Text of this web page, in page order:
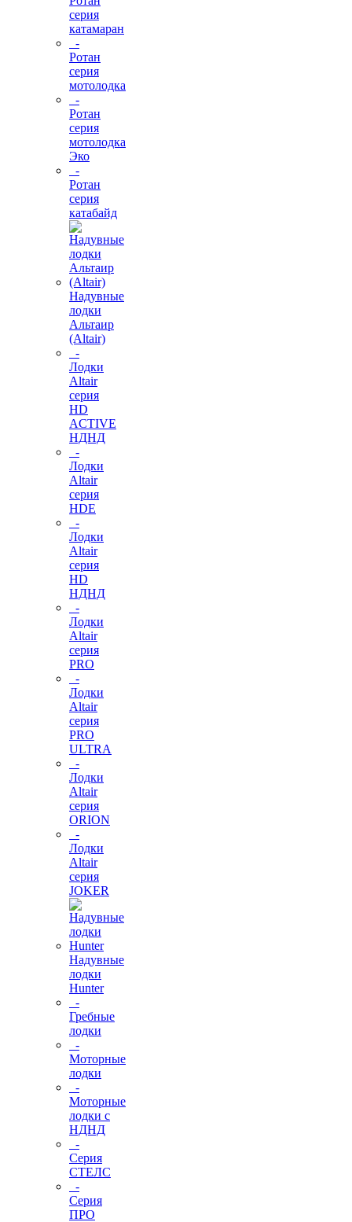
серия
катамаран
-
Ротан
серия
мотолодка
-
Ротан
серия
мотолодка
Эко
-
Ротан
серия
катабайд
Надувные
лодки
Альтаир
(Altair)
-
Лодки
Altair
серия
HD
ACTIVE
НДНД
-
Лодки
Altair
серия
HDE
-
Лодки
Altair
серия
HD
НДНД
-
Лодки
Altair
серия
PRO
-
Лодки
Altair
серия
PRO
ULTRA
-
Лодки
Altair
серия
ORION
-
Лодки
Altair
серия
JOKER
Надувные
лодки
Hunter
-
Гребные
лодки
-
Моторные
лодки
-
Моторные
лодки с
НДНД
-
Серия
СТЕЛС
-
Серия
ПРО